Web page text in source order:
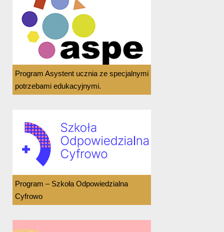
Program Asystent ucznia ze specjalnymi
potrzebami edukacyjnymi.
Program – Szkoła Odpowiedzialna
Cyfrowo